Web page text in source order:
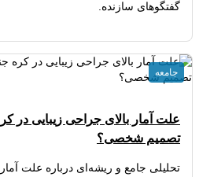
گفتگوهای سازنده.
علت آمار بالای جراحی زیبایی در
تصمیم شخصی؟
تحلیلی جامع و ریشه‌ای درباره علت
جامعه